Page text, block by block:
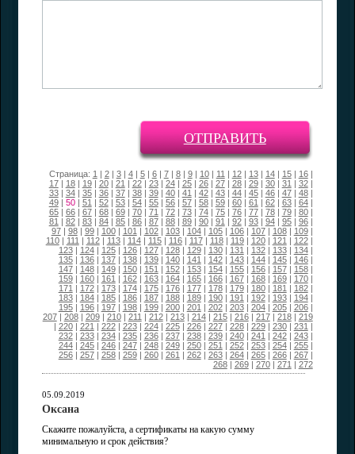
ОТПРАВИТЬ
Страница: 1 | 2| 3| 4| 5| 6| 7| 8| 9| 10| 11 | 12| 13| 14| 15| 16|
17| 18| 19| 20| 21 | 22| 23| 24| 25| 26| 27| 28| 29| 30| 31 | 32|
33| 34| 35| 36| 37| 38| 39| 40| 41 | 42| 43| 44| 45| 46| 47| 48|
49| 50| 51 | 52| 53| 54| 55| 56| 57| 58| 59| 60| 61 | 62| 63| 64|
65| 66| 67| 68| 69| 70| 71 | 72| 73| 74| 75| 76| 77| 78| 79| 80|
81 | 82| 83| 84| 85| 86| 87| 88| 89| 90| 91 | 92| 93| 94| 95| 96|
97| 98| 99| 100| 101 | 102| 103| 104| 105| 106| 107| 108| 109|
110| 111 | 112| 113| 114| 115| 116| 117| 118| 119| 120| 121 | 122|
123| 124| 125| 126| 127| 128| 129| 130| 131 | 132| 133| 134|
135| 136| 137| 138| 139| 140| 141 | 142| 143| 144| 145| 146|
147| 148| 149| 150| 151 | 152| 153| 154| 155| 156| 157| 158|
159| 160| 161 | 162| 163| 164| 165| 166| 167| 168| 169| 170|
171 | 172| 173| 174| 175| 176| 177| 178| 179| 180| 181 | 182|
183| 184| 185| 186| 187| 188| 189| 190| 191 | 192| 193| 194|
195| 196| 197| 198| 199| 200| 201 | 202| 203| 204| 205| 206|
207| 208| 209| 210| 211 | 212| 213| 214| 215| 216| 217| 218| 219
| 220| 221 | 222| 223| 224| 225| 226| 227| 228| 229| 230| 231 |
232| 233| 234| 235| 236| 237| 238| 239| 240| 241 | 242| 243|
244| 245| 246| 247| 248| 249| 250| 251 | 252| 253| 254| 255|
256| 257| 258| 259| 260| 261 | 262| 263| 264| 265| 266| 267|
268| 269| 270| 271 | 272
05.09.2019
Оксана
Скажите пожалуйста, а сертификаты на какую сумму
минимальную и срок действия?